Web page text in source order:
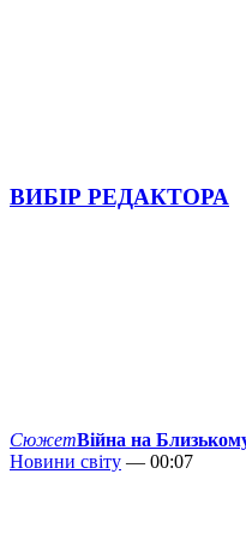
ВИБІР РЕДАКТОРА
СюжетВійна на
Новини світу — 00:07